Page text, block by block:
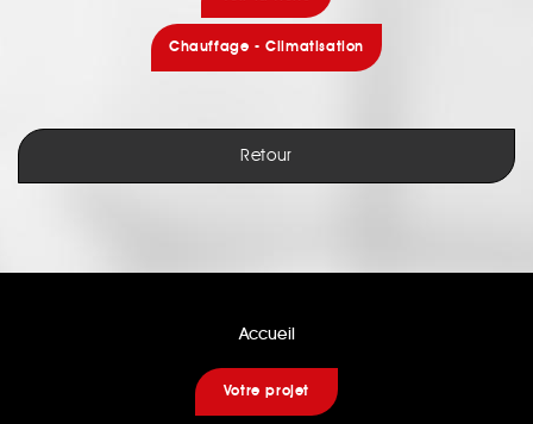
Chauffage - Climatisation
Retour
Accueil
Votre projet